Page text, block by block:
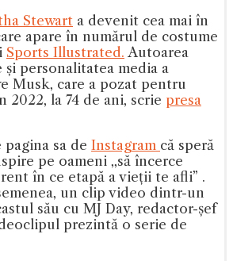
Stewart a devenit cea mai în
apare în numărul de costume
Sports Illustrated. Autoarea
personalitatea media a
Musk, care a pozat pentru
2022, la 74 de ani, scrie presa
pagina sa de Instagram că speră
pe oameni ,,să încerce
în ce etapă a vieții te afli” .
un clip video dintr-un
său cu MJ Day, redactor-șef
prezintă o serie de